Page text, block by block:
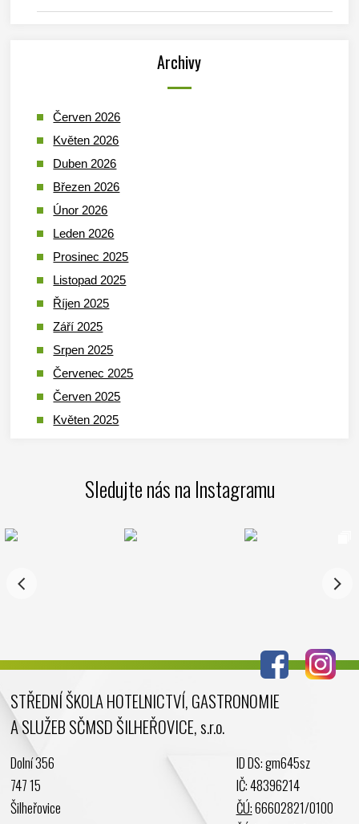
Archivy
Červen 2026
Květen 2026
Duben 2026
Březen 2026
Únor 2026
Leden 2026
Prosinec 2025
Listopad 2025
Říjen 2025
Září 2025
Srpen 2025
Červenec 2025
Červen 2025
Květen 2025
Leden 2025
Listopad 2024
Duben 2024
Březen 2024
Leden 2024
Listopad 2023
Sledujte nás na Instagramu
STŘEDNÍ ŠKOLA HOTELNICTVÍ, GASTRONOMIE
A SLUŽEB SČMSD ŠILHEŘOVICE, s.r.o.
Dolní 356
747 15
Šilheřovice
ID DS: gm645sz
IČ: 48396214
ČÚ:66602821/0100